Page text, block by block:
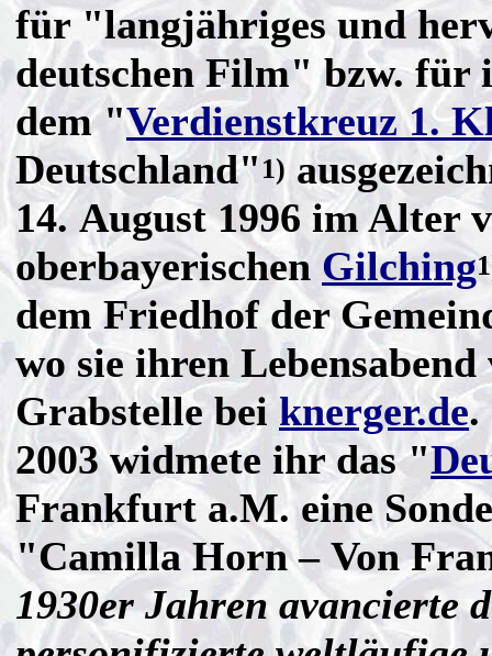
für "langjähriges und
deutschen Film" bzw. für
dem "Verdienstkreuz 1.
Deutschland"1)
14. August 1996 im Alter
oberbayerischen Gilching
dem Friedhof der
wo sie ihren
Grabstelle bei knerger.de.
2003 widmete ihr das "
Frankfurt a.M. eine
"Camilla Horn – Von
1930er Jahren avancierte